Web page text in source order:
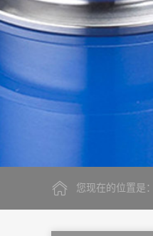
您现在的位置是：